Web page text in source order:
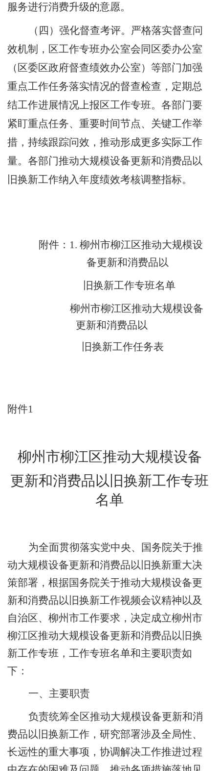
服务进行消费升级的意愿。
（四）强化督查考评。 严格落实督查问
效机制，区工作专班办公室会同区委办公室
（区委区政府督查绩效办公室）等部门加强
重点工作任务落实情况的督查检查，定期总
结工作进展情况上报区工作专班。各部门要
紧盯重点任务、重要时间节点、关键工作举
措，持续跟踪问效，推动形成更多实际工作
量。各部门推动大规模设备更新和消费品以
旧换新工作纳入年度绩效考核调整指标。
附件： 1. 柳州市柳江区推动大规模设
备更新和消费品以
旧换新工作专班名单
柳州市柳江区推动大规模设备
更新和消费品以
旧换新工作任务表
附件1
柳州市柳江区推动大规模设备
更新和消费品以旧换新工作专班
名单
为全面贯彻落实党中央、国务院关于推
动大规模设备更新和消费品以旧换新重大决
策部署，根据国务院关于推动大规模设备更
新和消费品以旧换新工作视频会议精神以及
自治区、柳州市工作要求，决定成立柳州市
柳江区推动大规模设备更新和消费品以旧换
新工作专班，工作专班名单和主要职责如
下：
一、主要职责
负责统筹全区推动大规模设备更新和消
费品以旧换新工作，研究部署涉及全局性、
长远性的重大事项，协调解决工作推进过程